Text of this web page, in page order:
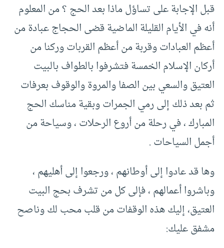
قبل الإجابة على تساؤل ماذا بعد الحج ؟ من المعلوم
أنه في الأيام القليلة الماضية قضى الحجاج عبادة من
أعظم العبادات وقربة من أعظم القربات وركنا من
أركان الإسلام الخمسة فتشرفوا بالطواف بالبيت
العتيق والسعي بين الصفا والمروة والوقوف بعرفات
ثم بعد ذلك إلى رمي الجمرات وبقية مناسك الحج
المبارك ، في رحلة من أروع الرحلات ، وسياحة من
أجمل السياحات .
وها قد عادوا إلى أوطانهم ، ورجعوا إلى أهليهم ،
وباشروا أعمالهم ، فإلى كل من تشرف بحج البيت
العتيق، إليك هذه الوقفات من قلب محب لك وناصح
مشفق عليك: